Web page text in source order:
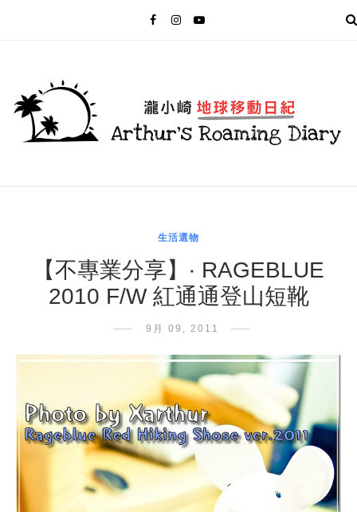
生活選物
【不專業分享】‧ RAGEBLUE
2010 F/W 紅通通登山短靴
9月 09, 2011